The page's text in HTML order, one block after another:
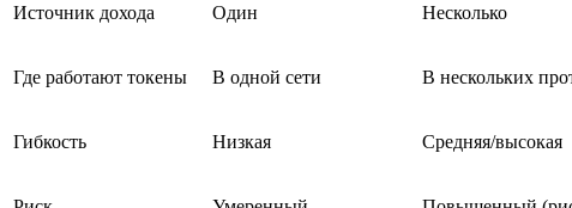
Источник дохода Один Несколько
Где работают токены В одной сети В нескольких
Гибкость Низкая Средняя/высокая